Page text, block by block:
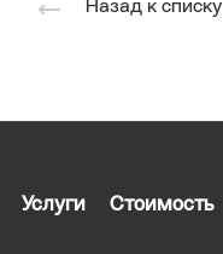
Назад к списку
Услуги Стоимость